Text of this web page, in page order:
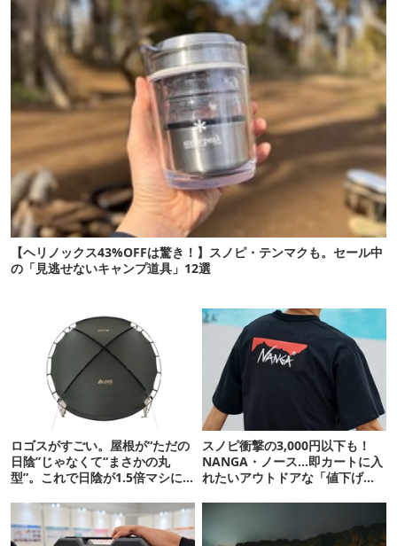
【ヘリノックス43%OFFは驚き！】スノピ・テンマクも。セール中
の「見逃せないキャンプ道具」12選
ロゴスがすごい。屋根が“ただの
日陰”じゃなくて“まさかの丸
型”。これで日陰が1.5倍マシに
スノピ衝撃の3,000円以下も！
NANGA・ノース…即カートに入
れたいアウトドアな「値下げ夏